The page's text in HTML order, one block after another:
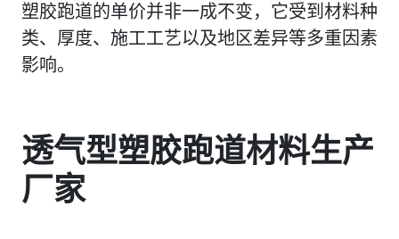
塑胶跑道的单价并非一成不变，它受到材料种
类、厚度、施工工艺以及地区差异等多重因素
影响。
透气型塑胶跑道材料生产
厂家